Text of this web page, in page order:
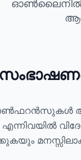
ഓൺലൈനിൽ
കോൺഫറൻസുകൾ